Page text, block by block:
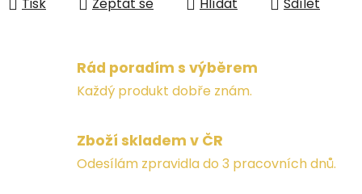
Tisk Zeptat se Hlídat Sdílet
Rád poradím s výběrem
Každý produkt dobře znám.
Zboží skladem v ČR
Odesílám zpravidla do 3 pracovních dnů.